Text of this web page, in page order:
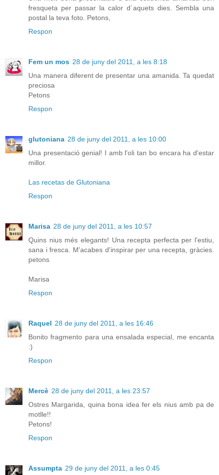
fresqueta per passar la calor d´aquets dies. Sembla una
postal la teva foto. Petons,
Respon
Fem un mos 28 de juny del 2011, a les 8:18
Una manera diferent de presentar una amanida. Ta quedat
preciosa
Petons
Respon
glutoniana 28 de juny del 2011, a les 10:00
Una presentació genial! I amb l'oli tan bo encara ha d'estar
millor.
Las recetas de Glutoniana
Respon
Marisa 28 de juny del 2011, a les 10:57
Quins nius més elegants! Una recepta perfecta per l'estiu,
sana i fresca. M'acabes d'inspirar per una recepta, gràcies.
petons
Marisa
Respon
Raquel 28 de juny del 2011, a les 16:46
Bonito fragmento para una ensalada especial, me encanta
:)
Respon
Mercè 28 de juny del 2011, a les 23:57
Ostres Margarida, quina bona idea fer els nius amb pa de
motlle!!
Petons!
Respon
Assumpta 29 de juny del 2011, a les 0:45